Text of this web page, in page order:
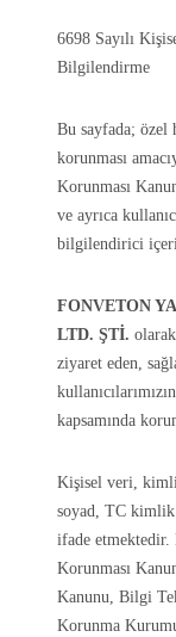
6698 Sayılı
Bilgilendirme
Bu sayfada;
korunması
Korunması
ve ayrıca
bilgilendirici
FONVETON
LTD. ŞTİ.
ziyaret eden,
kapsamında
Kişisel veri,
soyad, TC
ifade
Korunması
Kanunu, Bilgi
Korunma